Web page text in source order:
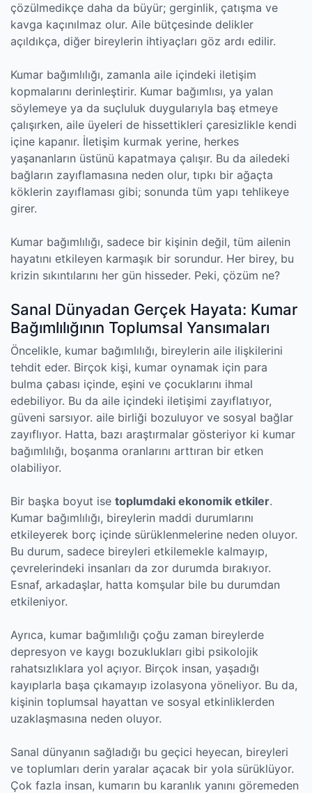
çözülmedikçe daha da büyür; gerginlik, çatışma ve
kavga kaçınılmaz olur. Aile bütçesinde delikler
açıldıkça, diğer bireylerin ihtiyaçları göz ardı edilir.
Kumar bağımlılığı, zamanla aile içindeki iletişim
kopmalarını derinleştirir. Kumar bağımlısı, ya yalan
söylemeye ya da suçluluk duygularıyla baş etmeye
çalışırken, aile üyeleri de hissettikleri çaresizlikle kendi
içine kapanır. İletişim kurmak yerine, herkes
yaşananların üstünü kapatmaya çalışır. Bu da ailedeki
bağların zayıflamasına neden olur, tıpkı bir ağaçta
köklerin zayıflaması gibi; sonunda tüm yapı tehlikeye
girer.
Kumar bağımlılığı, sadece bir kişinin değil, tüm ailenin
hayatını etkileyen karmaşık bir sorundur. Her birey, bu
krizin sıkıntılarını her gün hisseder. Peki, çözüm ne?
Sanal Dünyadan Gerçek Hayata: Kumar
Bağımlılığının Toplumsal Yansımaları
Öncelikle, kumar bağımlılığı, bireylerin aile ilişkilerini
tehdit eder. Birçok kişi, kumar oynamak için para
bulma çabası içinde, eşini ve çocuklarını ihmal
edebiliyor. Bu da aile içindeki iletişimi zayıflatıyor,
güveni sarsıyor. aile birliği bozuluyor ve sosyal bağlar
zayıflıyor. Hatta, bazı araştırmalar gösteriyor ki kumar
bağımlılığı, boşanma oranlarını arttıran bir etken
olabiliyor.
Bir başka boyut ise toplumdaki ekonomik etkiler.
Kumar bağımlılığı, bireylerin maddi durumlarını
etkileyerek borç içinde sürüklenmelerine neden oluyor.
Bu durum, sadece bireyleri etkilemekle kalmayıp,
çevrelerindeki insanları da zor durumda bırakıyor.
Esnaf, arkadaşlar, hatta komşular bile bu durumdan
etkileniyor.
Ayrıca, kumar bağımlılığı çoğu zaman bireylerde
depresyon ve kaygı bozuklukları gibi psikolojik
rahatsızlıklara yol açıyor. Birçok insan, yaşadığı
kayıplarla başa çıkamayıp izolasyona yöneliyor. Bu da,
kişinin toplumsal hayattan ve sosyal etkinliklerden
uzaklaşmasına neden oluyor.
Sanal dünyanın sağladığı bu geçici heyecan, bireyleri
ve toplumları derin yaralar açacak bir yola sürüklüyor.
Çok fazla insan, kumarın bu karanlık yanını göremeden